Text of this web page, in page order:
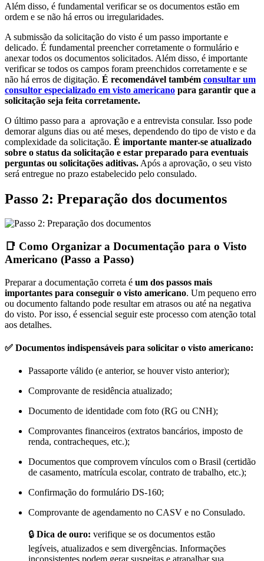
Além disso, é fundamental verificar se os documentos estão em
ordem e se não há erros ou irregularidades.
A submissão da solicitação do visto é um passo importante e
delicado. É fundamental preencher corretamente o formulário e
anexar todos os documentos solicitados. Além disso, é importante
verificar se todos os campos foram preenchidos corretamente e se
não há erros de digitação. É recomendável também consultar um
consultor especializado em visto americano para garantir que a
solicitação seja feita corretamente.
O último passo para a aprovação e a entrevista consular. Isso pode
demorar alguns dias ou até meses, dependendo do tipo de visto e da
complexidade da solicitação. É importante manter-se atualizado
sobre o status da solicitação e estar preparado para eventuais
perguntas ou solicitações aditivas. Após a aprovação, o seu visto
será entregue no prazo estabelecido pelo consulado.
Passo 2: Preparação dos documentos
📑 Como Organizar a Documentação para o Visto
Americano (Passo a Passo)
Preparar a documentação correta é um dos passos mais
importantes para conseguir o visto americano. Um pequeno erro
ou documento faltando pode resultar em atrasos ou até na negativa
do visto. Por isso, é essencial seguir este processo com atenção total
aos detalhes.
✅ Documentos indispensáveis para solicitar o visto americano:
Passaporte válido (e anterior, se houver visto anterior);
Comprovante de residência atualizado;
Documento de identidade com foto (RG ou CNH);
Comprovantes financeiros (extratos bancários, imposto de
renda, contracheques, etc.);
Documentos que comprovem vínculos com o Brasil (certidão
de casamento, matrícula escolar, contrato de trabalho, etc.);
Confirmação do formulário DS-160;
Comprovante de agendamento no CASV e no Consulado.
🔒 Dica de ouro: verifique se os documentos estão
legíveis, atualizados e sem divergências. Informações